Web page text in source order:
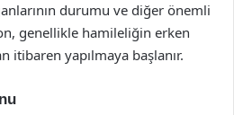
durumu ve diğer önemli
genellikle hamileliğin erken
itibaren yapılmaya başlanır.